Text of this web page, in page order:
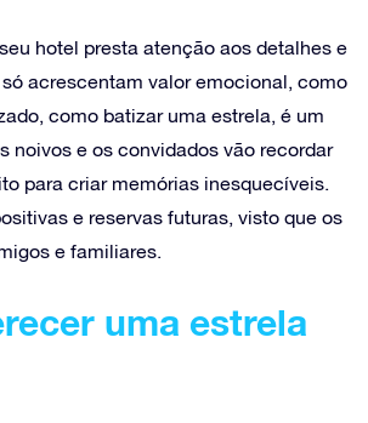
hotel presta atenção aos detalhes e
acrescentam valor emocional, como
como batizar uma estrela, é um
noivos e os convidados vão recordar
para criar memórias inesquecíveis.
e reservas futuras, visto que os
e familiares.
uma estrela